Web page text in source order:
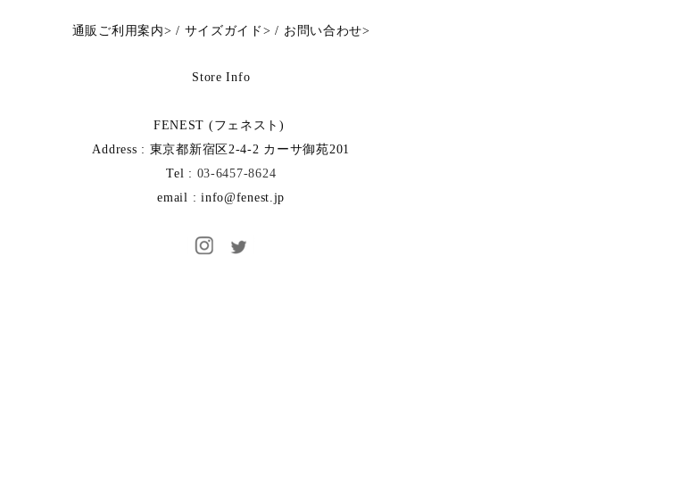
通販ご利用案内> / サイズガイド> / お問い合わせ>
Store Info
FENEST (フェネスト)
Address : 東京都新宿区2-4-2 カーサ御苑201
Tel : 03-6457-8624
email : info@fenest.jp